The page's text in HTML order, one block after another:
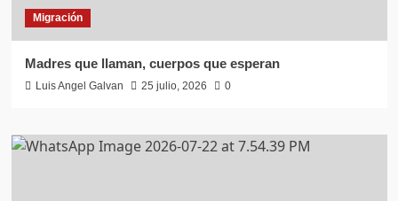
Migración
Madres que llaman, cuerpos que esperan
Luis Angel Galvan 25 julio, 2026 0